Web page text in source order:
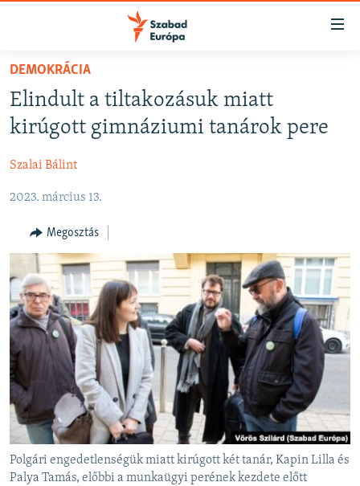
Akadálymentes
Ugrás
fő
oldalra
Ugrás
NAPIRENDEN
AKTUÁLIS
PODCASTOK
VIDEÓK
ELEMZŐ
NER15
SZABADON
TÁRSADALOM
DEMOKRÁCIA
A PÉNZ NYOMÁBAN
EURÓPAI UNIÓ
VILÁG
KLÍMAVÁLTOZÁS
A MÚLT TANULSÁGAI
DEMOKRÁCIA
Elindult a tiltakozásuk miatt
kirúgott gimnáziumi tanárok pere
Szalai Bálint
2023. március 13.
Megosztás
Polgári engedetlenségük miatt kirúgott két tanár, Kapin Lilla és
Palya Tamás, előbbi a munkaügyi perének kezdete előtt
FELIRATKOZÁS